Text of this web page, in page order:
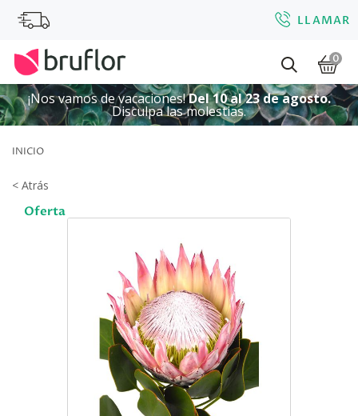
LLAMAR
0
¡Nos vamos de vacaciones!Del 10 al 23 de agosto.
Disculpa las molestias.
INICIO
< Atrás
Oferta